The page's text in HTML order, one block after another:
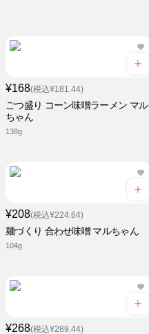
¥168(税込¥181.44)
ごつ盛り コーン味噌ラーメン マル
ちゃん
138g
¥208(税込¥224.64)
麺づくり 合わせ味噌 マルちゃん
104g
¥268(税込¥289.44)